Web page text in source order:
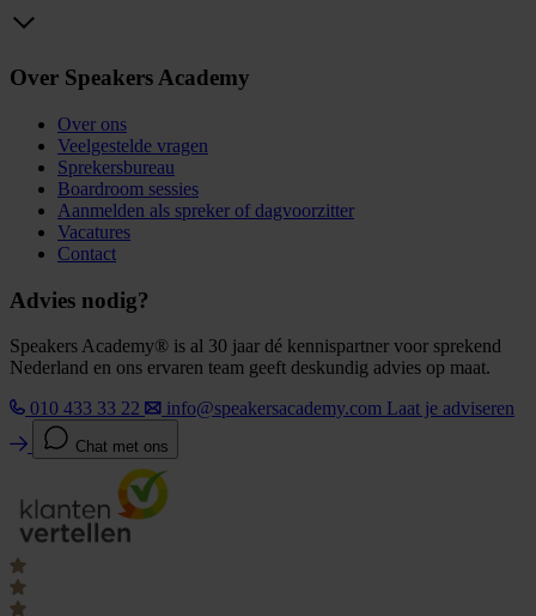
Over Speakers Academy
Over ons
Veelgestelde vragen
Sprekersbureau
Boardroom sessies
Aanmelden als spreker of dagvoorzitter
Vacatures
Contact
Advies nodig?
Speakers Academy® is al 30 jaar dé kennispartner voor sprekend
Nederland en ons ervaren team geeft deskundig advies op maat.
010 433 33 22
info@speakersacademy.com Laat je adviseren
Chat met ons